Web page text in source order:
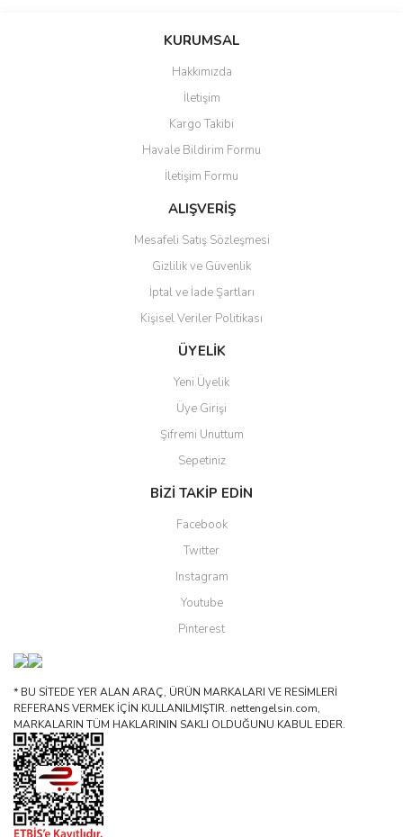
Bu ürüne ilk yorumu siz yapın!
Yorum Yaz
Ürün resmi kalitesiz, bozuk veya görüntülenemiyor.
Ürün açıklamasında eksik bilgiler bulunuyor.
Ürün bilgilerinde hatalar bulunuyor.
Ürün fiyatı diğer sitelerden daha pahalı.
Bu ürüne benzer farklı alternatifler olmalı.
Gönder
KURUMSAL
Hakkımızda
İletişim
Kargo Takibi
Havale Bildirim Formu
İletişim Formu
ALIŞVERİŞ
Mesafeli Satış Sözleşmesi
Gizlilik ve Güvenlik
İptal ve İade Şartları
Kişisel Veriler Politikası
ÜYELİK
Yeni Üyelik
Üye Girişi
Şifremi Unuttum
Sepetiniz
BİZİ TAKİP EDİN
Facebook
Twitter
Instagram
Youtube
Pinterest
* BU SİTEDE YER ALAN ARAÇ, ÜRÜN MARKALARI VE RESİMLERİ
REFERANS VERMEK İÇİN KULLANILMIŞTIR. nettengelsin.com,
MARKALARIN TÜM HAKLARININ SAKLI OLDUĞUNU KABUL EDER.